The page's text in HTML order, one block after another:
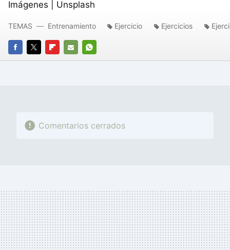
Imágenes | Unsplash
FACEBOOK
TWITTERFLIPBOARD
E-
WHATSAPP
TEMAS Entrenamiento Ejercicio Ejercicios
Comentarios cerrados